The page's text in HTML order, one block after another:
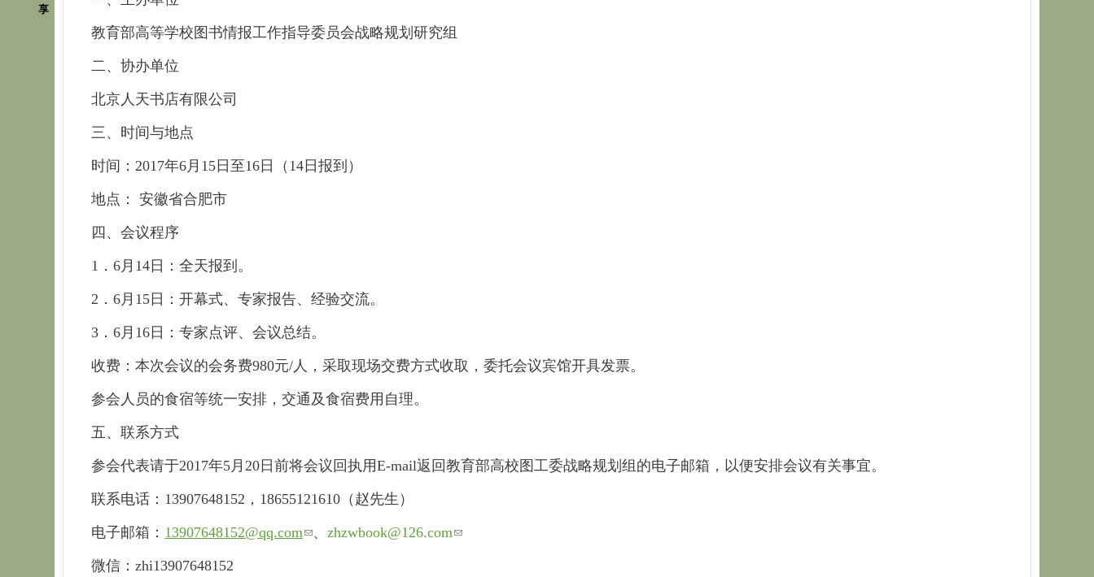
享
教育部高等学校图书情报工作指导委员会战略规划研究组
二、协办单位
北京人天书店有限公司
三、时间与地点
时间：2017年6月15日至16日（14日报到）
地点： 安徽省合肥市
四、会议程序
1．6月14日：全天报到。
2．6月15日：开幕式、专家报告、经验交流。
3．6月16日：专家点评、会议总结。
收费：本次会议的会务费980元/人，采取现场交费方式收取，委托会议宾馆开具发票。
参会人员的食宿等统一安排，交通及食宿费用自理。
五、联系方式
参会代表请于2017年5月20日前将会议回执用E-mail返回教育部高校图工委战略规划组的电子邮箱，以便安排会议有关事宜。
联系电话：13907648152，18655121610（赵先生）
电子邮箱： 13907648152@qq.com 、zhzwbook@126.com
微信：zhi13907648152